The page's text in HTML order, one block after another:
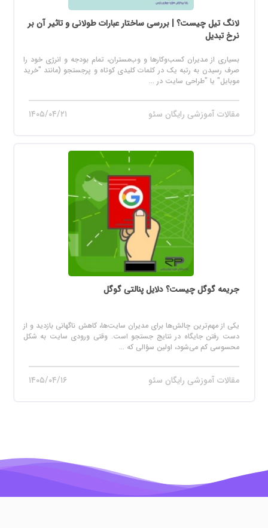
لانگ تیل چیست؟ | بررسی ساختار عبارات طولانی و تاثیر آن بر
نرخ تبدیل
بسیاری از مدیران کسب‌وکارها و وب‌مستران، تمام بودجه و انرژی خود را
صرف رسیدن به رتبه یک در کلمات کلیدی کوتاه و پرجستجو (مانند "خرید
موبایل" یا "طراحی سایت در ...
مقالات آموزشی رایگان سئو ۱۴۰۵/۰۴/۲۱
جریمه گوگل چیست؟ دلایل پنالتی گوگل
یکی از مهم‌ترین چالش‌ها برای مدیران سایت‌ها، کاهش ناگهانی بازدید و از
دست رفتن جایگاه در نتایج جستجو است. وقتی ورودی سایت به شکل
محسوسی کم می‌شود، اولین سؤالی که ...
مقالات آموزشی رایگان سئو ۱۴۰۵/۰۴/۱۶